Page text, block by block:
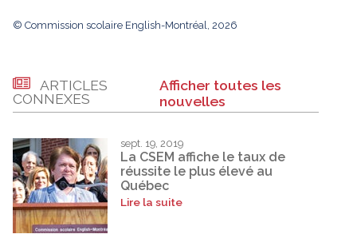
© Commission scolaire English-Montréal, 2026
ARTICLES
CONNEXES
Afficher toutes les
nouvelles
sept. 19, 2019
La CSEM affiche le taux de
réussite le plus élevé au
Québec
Lire la suite